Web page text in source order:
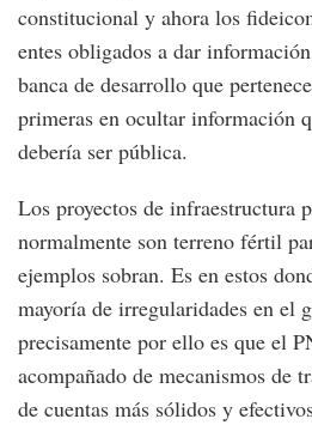
constitucional y ahora los
entes obligados a dar
banca de desarrollo que
primeras en ocultar información
debería ser pública.
Los proyectos de infraestructura
normalmente son terreno fértil
ejemplos sobran. Es en estos
mayoría de irregularidades en el
precisamente por ello es que el
acompañado de mecanismos de
de cuentas más sólidos y